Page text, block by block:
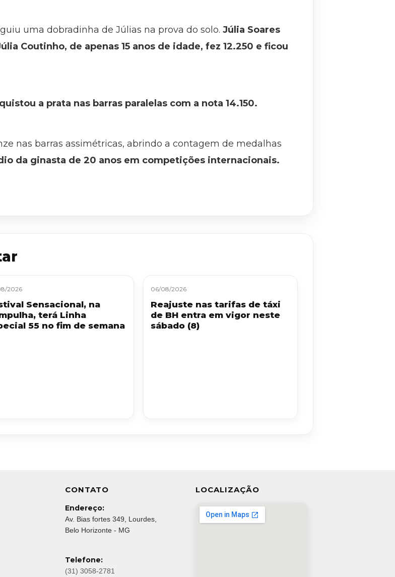
uma dobradinha de Júlias na prova do solo. Júlia Soares
Coutinho, de apenas 15 anos de idade, fez 12.250 e ficou
a prata nas barras paralelas com a nota 14.150.
nas barras assimétricas, abrindo a contagem de medalhas
da ginasta de 20 anos em competições internacionais.
2026
Sensacional, na
terá Linha
55 no fim de semana
06/08/2026
Reajuste nas tarifas de táxi
de BH entra em vigor neste
sábado (8)
CONTATO
Endereço:
Av. Bias fortes 349, Lourdes,
Belo Horizonte - MG
Telefone:
(31) 3058-2781
LOCALIZAÇÃO